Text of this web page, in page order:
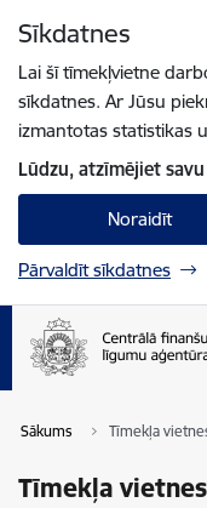
Sīkdatnes
Lai šī tīmekļvietne
sīkdatnes. Ar Jūsu
izmantotas statistikas
Lūdzu, atzīmējiet
Noraidīt
Pārvaldīt sīkdatnes
Sākums Tīmekļa
Tīmekļa